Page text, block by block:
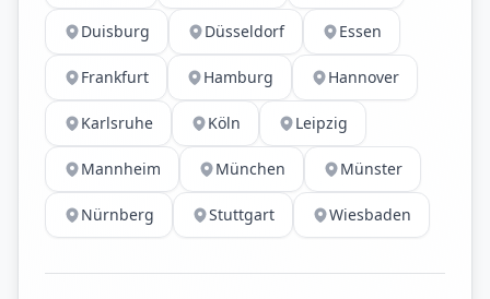
Duisburg Düsseldorf Essen
Frankfurt Hamburg Hannover
Karlsruhe Köln Leipzig
Mannheim München Münster
Nürnberg Stuttgart Wiesbaden